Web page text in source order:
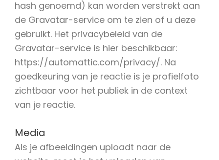
hash genoemd) kan worden verstrekt aan
de Gravatar-service om te zien of u deze
gebruikt. Het privacybeleid van de
Gravatar-service is hier beschikbaar:
https://automattic.com/privacy/. Na
goedkeuring van je reactie is je profielfoto
zichtbaar voor het publiek in de context
van je reactie.
Media
Als je afbeeldingen uploadt naar de